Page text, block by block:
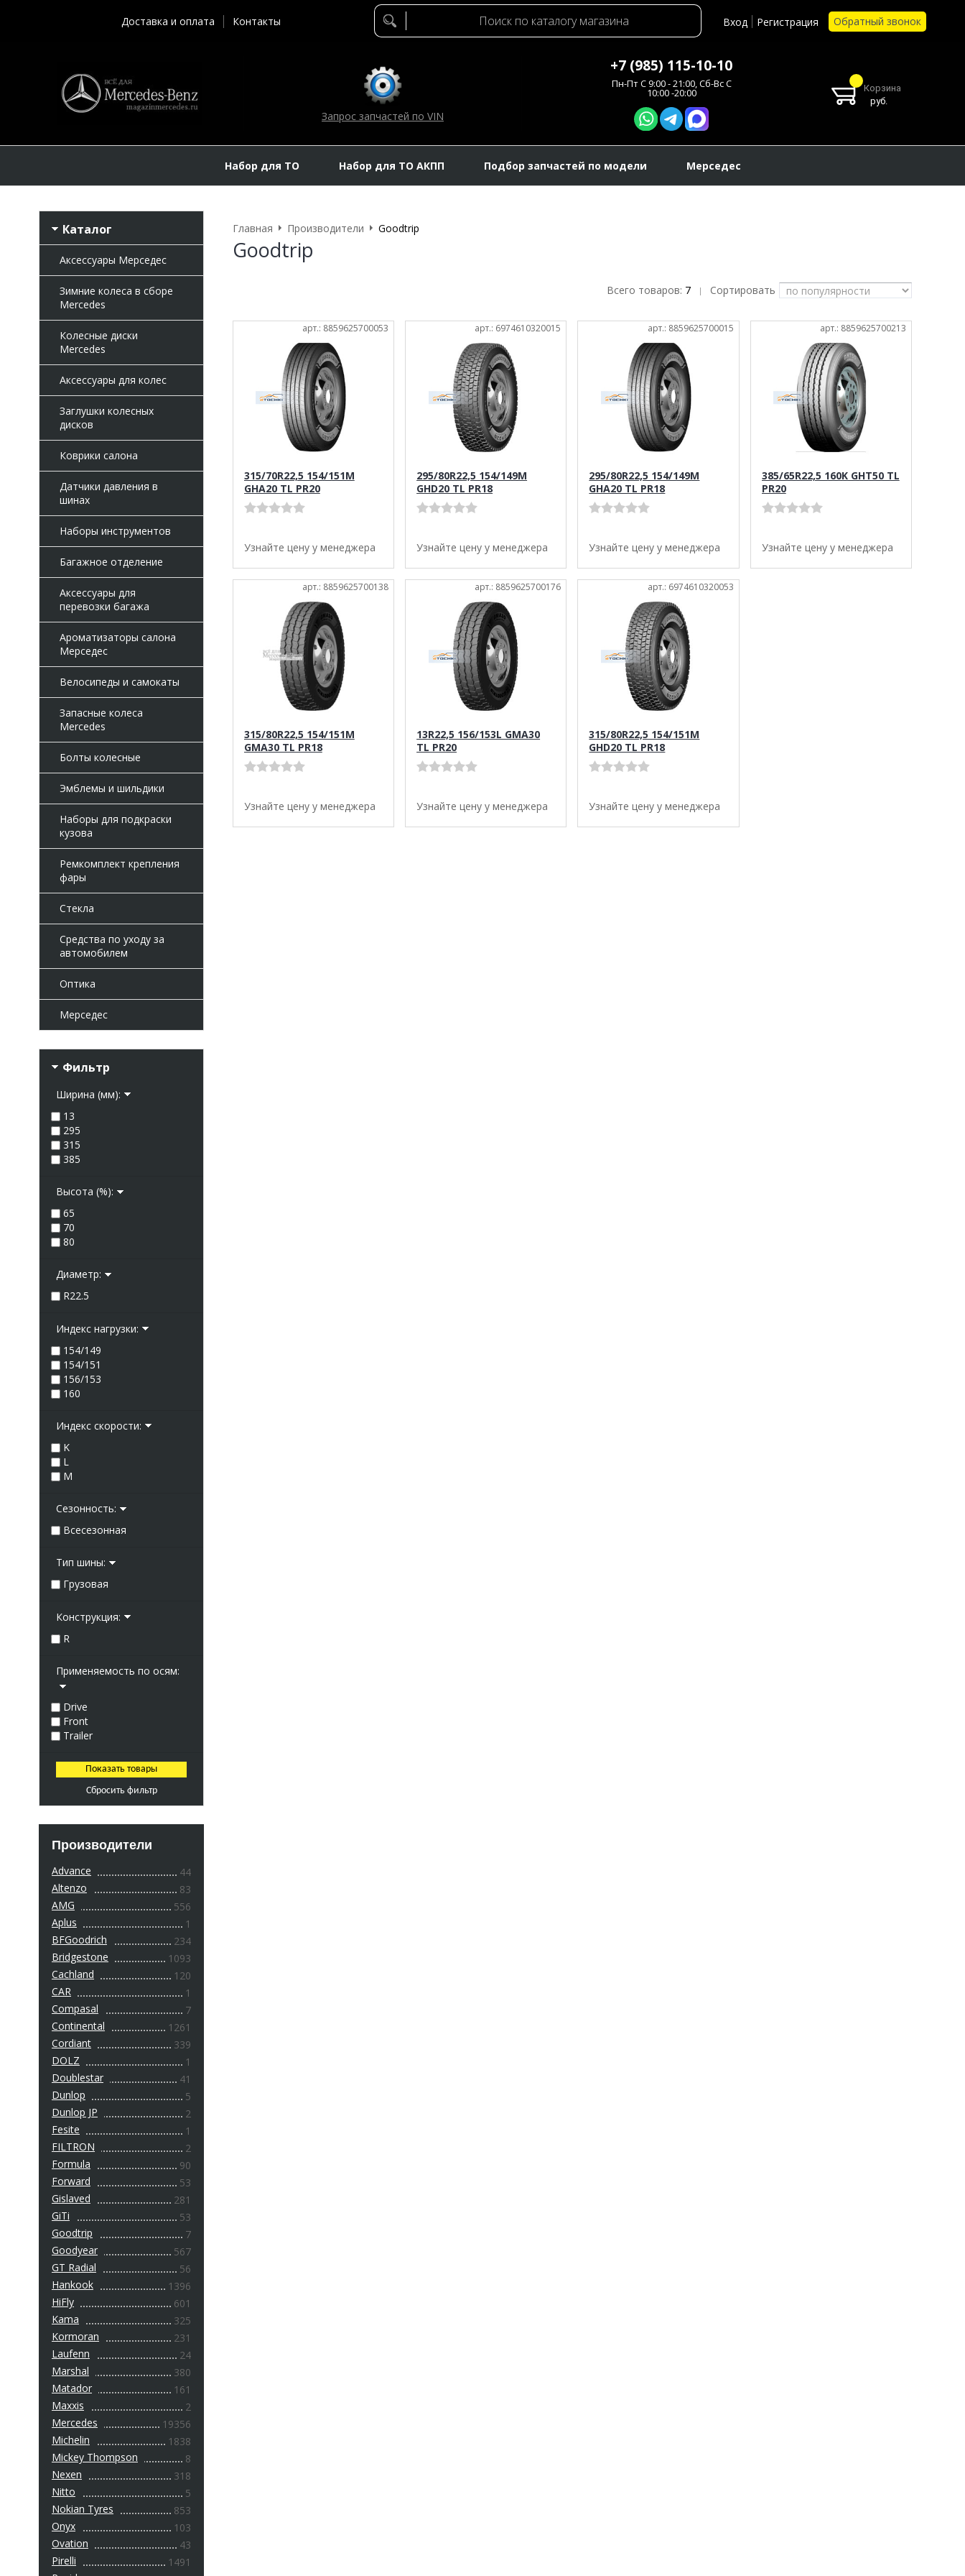
Доставка и оплата Контакты Вход Регистрация Обратный звонок
Запрос запчастей по VIN
+7 (985) 115-10-10
Пн-Пт C 9:00 - 21:00, Сб-Вс С
10:00 -20:00
Корзина
руб.
Набор для ТО Набор для ТО АКПП Подбор запчастей по модели Мерседес
Каталог
Аксессуары Мерседес
Зимние колеса в сборе
Mercedes
Колесные диски
Mercedes
Аксессуары для колес
Заглушки колесных
дисков
Коврики салона
Датчики давления в
шинах
Наборы инструментов
Багажное отделение
Аксессуары для
перевозки багажа
Ароматизаторы салона
Мерседес
Велосипеды и самокаты
Запасные колеса
Mercedes
Болты колесные
Эмблемы и шильдики
Наборы для подкраски
кузова
Ремкомплект крепления
фары
Стекла
Средства по уходу за
автомобилем
Оптика
Мерседес
Фильтр
Ширина (мм):
13
295
315
385
Высота (%):
65
70
80
Диаметр:
R22.5
Индекс нагрузки:
154/149
154/151
156/153
160
Индекс скорости:
K
L
M
Сезонность:
Всесезонная
Тип шины:
Грузовая
Конструкция:
R
Применяемость по осям:
Drive
Front
Trailer
Сбросить фильтр
Производители
Advance
44
Altenzo
83
AMG
556
Aplus
1
BFGoodrich
234
Bridgestone
1093
Cachland
120
CAR
1
Compasal
7
Continental
1261
Cordiant
339
DOLZ
1
Doublestar
41
Dunlop
5
Dunlop JP
2
Fesite
1
FILTRON
2
Formula
90
Forward
53
Gislaved
281
GiTi
53
Goodtrip
7
Goodyear
567
GT Radial
56
Hankook
1396
HiFly
601
Kama
325
Kormoran
231
Laufenn
24
Marshal
380
Matador
161
Maxxis
2
Mercedes
19356
Michelin
1838
Mickey Thompson
8
Nexen
318
Nitto
5
Nokian Tyres
853
Onyx
103
Ovation
43
Pirelli
1491
Главная Производители Goodtrip
Goodtrip
Всего товаров: 7 | Сортировать
арт.: 8859625700053
315/70R22,5 154/151M
GHA20 TL PR20
Узнайте цену у менеджера
арт.: 6974610320015
295/80R22,5 154/149M
GHD20 TL PR18
Узнайте цену у менеджера
арт.: 8859625700015
295/80R22,5 154/149M
GHA20 TL PR18
Узнайте цену у менеджера
арт.: 8859625700213
385/65R22,5 160K GHT50 TL
PR20
Узнайте цену у менеджера
арт.: 8859625700138
315/80R22,5 154/151M
GMA30 TL PR18
Узнайте цену у менеджера
арт.: 8859625700176
13R22,5 156/153L GMA30
TL PR20
Узнайте цену у менеджера
арт.: 6974610320053
315/80R22,5 154/151M
GHD20 TL PR18
Узнайте цену у менеджера